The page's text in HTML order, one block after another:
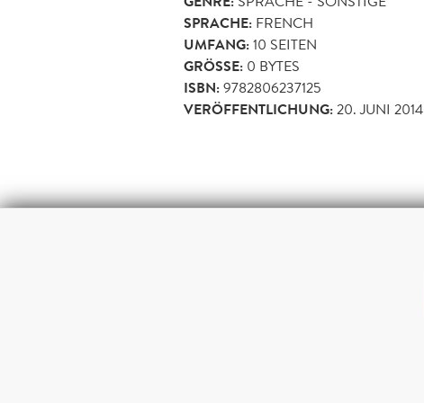
SPRACHE: FRENCH
UMFANG:10 SEITEN
GRÖSSE: 0 BYTES
ISBN:9782806237125
VERÖFFENTLICHUNG:20. JUNI 2014